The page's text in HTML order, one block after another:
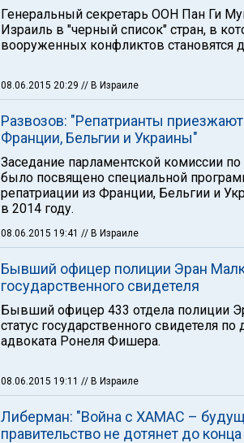
Генеральный секретарь ООН Пан Ги
Израиль в "черный список" стран, в
вооруженных конфликтов становятся
08.06.2015 20:29 // В Израиле
Развозов: "Репатрианты приезжают
Франции, Бельгии и Украины"
Заседание парламентской комиссии
было посвящено специальной
репатриации из Франции, Бельгии и
в 2014 году.
08.06.2015 19:41 // В Израиле
Бывший офицер полиции Эран
государственного свидетеля
Бывший офицер 433 отдела полиции
статус государственного свидетеля
адвоката Ронеля Фишера.
08.06.2015 19:11 // В Израиле
Либерман: "Война с ХАМАС –
правительство не дотянет до конца